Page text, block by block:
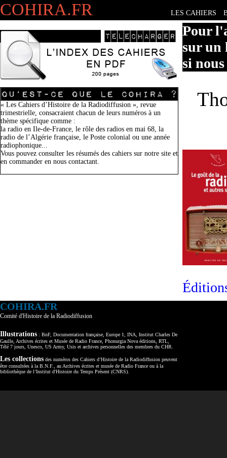
COHIRA.FR LES CAHIERS
« Les Cahiers d’Histoire de la Radiodiffusion », revue
trimestrielle, consacraient chacun de leurs numéros à un
thème spécifique comme :
la radio en Ile-de-France, le rôle des radios en mai 68, la
radio de l’Algérie française, le Poste colonial ou une année
radiophonique...
Vous pouvez consulter les résumés des cahiers sur notre site et
en commander en nous contactant.
Pour
sur un
si
COHIRA.FR
Comité d'Histoire de la Radiodiffusion
Illustrations : BnF, Documentation française, Europe 1, INA, Institut Charles De
Gaulle, Archives écrites et Musée de Radio France, Phonurgia Nova éditions, RTL,
Télé 7 jours, Unesco, US Army, Usis et archives personnelles des membres du CHR.
Les collections des numéros des Cahiers d’Histoire de la Radiodiffusion peuvent
être consultées à la B.N.F., au Archives écrites et musée de Radio France ou à la
bibliothèque de l’Institut d'Histoire du Temps Présent (CNRS).